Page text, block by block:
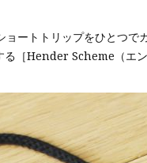
ートトリップをひとつ
［Hender Scheme（エ